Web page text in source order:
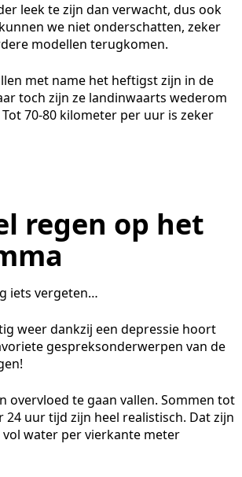
leek te zijn dan verwacht, dus ook
we niet onderschatten, zeker
modellen terugkomen.
met name het heftigst zijn in de
toch zijn ze landinwaarts wederom
70-80 kilometer per uur is zeker
regen op het
iets vergeten…
weer dankzij een depressie hoort
gespreksonderwerpen van de
overvloed te gaan vallen. Sommen tot
24 uur tijd zijn heel realistisch. Dat zijn
vol water per vierkante meter